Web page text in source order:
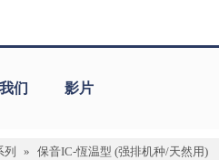
们 影片
列 » 保音IC-恆温型 (强排机种/天然用)